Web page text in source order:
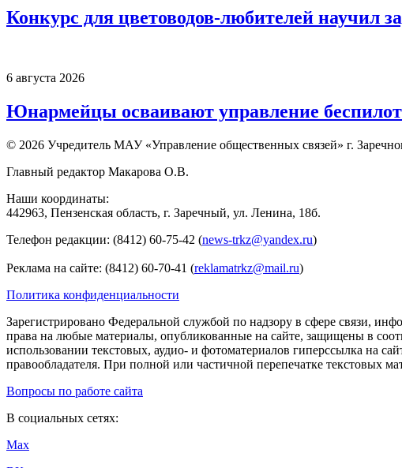
Конкурс для цветоводов-любителей научил
6 августа 2026
Юнармейцы осваивают управление
© 2026 Учредитель МАУ «Управление общественных связей» г.
Главный редактор Макарова О.В.
Наши координаты:
442963, Пензенская область, г. Заречный, ул. Ленина, 18б.
Телефон редакции: (8412) 60-75-42 (news-trkz@yandex.ru)
Реклама на сайте: (8412) 60-70-41 (reklamatrkz@mail.ru)
Политика конфиденциальности
Зарегистрировано Федеральной службой по надзору в сфере связи,
права на любые материалы, опубликованные на сайте, защищены в
использовании текстовых, аудио- и фотоматериалов гиперссылка на
правообладателя. При полной или частичной перепечатке текстовых
Вопросы по работе сайта
В социальных сетях:
Max